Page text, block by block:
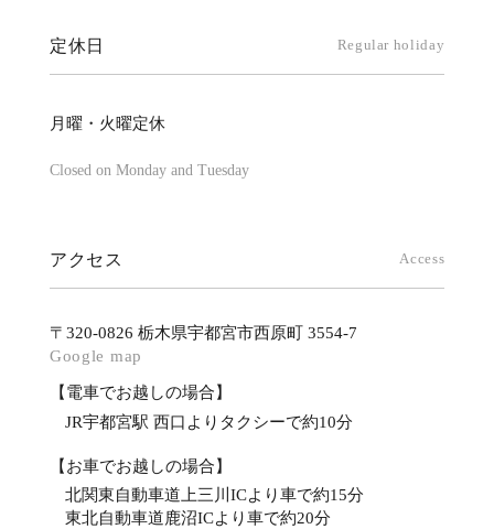
定休日 Regular holiday
月曜・火曜定休
Closed on Monday and Tuesday
アクセス Access
〒320-0826 栃木県宇都宮市西原町 3554-7
Google map
【電車でお越しの場合】
JR宇都宮駅 西口よりタクシーで約10分
【お車でお越しの場合】
北関東自動車道上三川ICより車で約15分
東北自動車道鹿沼ICより車で約20分